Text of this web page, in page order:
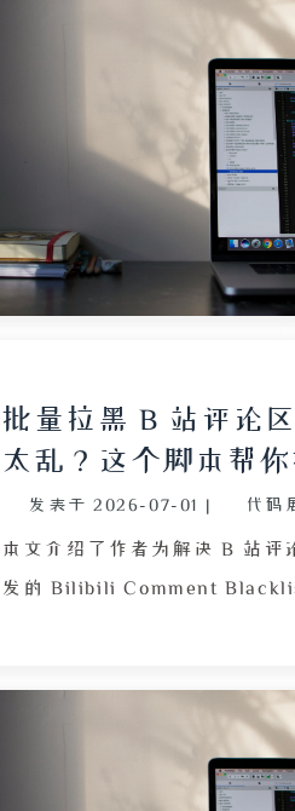
批量拉黑 B 站评论
太乱？这个脚本帮
发表于 2026-07-01 | 代码
本文介绍了作者为解决 B 站评
发的 Bilibili Comment
论内容，避免用户情绪污染。
临的两大技术挑战：嵌套
及默认隐藏的“更多”按钮，